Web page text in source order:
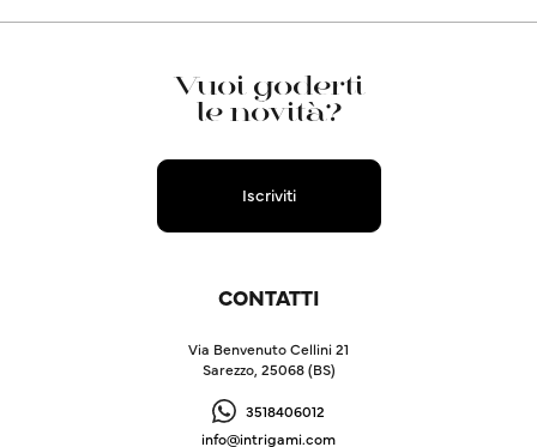
Vuoi goderti
le novità?
Iscriviti
CONTATTI
Via Benvenuto Cellini 21
Sarezzo, 25068 (BS)
3518406012
info@intrigami.com